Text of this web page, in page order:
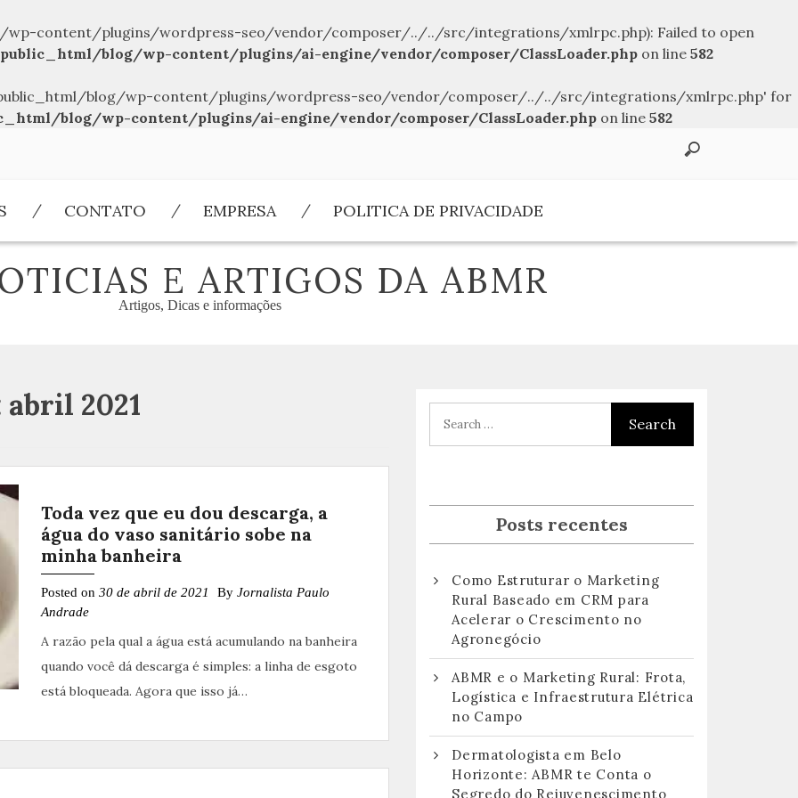
content/plugins/wordpress-seo/vendor/composer/../../src/integrations/xmlrpc.php): Failed to open
blog/wp-content/plugins/ai-engine/vendor/composer/ClassLoader.php on line 582
public_html/blog/wp-content/plugins/wordpress-seo/vendor/composer/../../src/integrations/xmlrpc.php' for
blog/wp-content/plugins/ai-engine/vendor/composer/ClassLoader.php on line 582
CONTATO EMPRESA POLITICA DE PRIVACIDADE
E ARTIGOS DA ABMR
Artigos, Dicas e informações
abril 2021
Toda vez que eu dou descarga, a
água do vaso sanitário sobe na
minha banheira
Posted on 30 de abril de 2021 By Jornalista Paulo
Andrade
A razão pela qual a água está acumulando na banheira
quando você dá descarga é simples: a linha de esgoto
está bloqueada. Agora que isso já…
Posts recentes
Como Estruturar o Marketing
Rural Baseado em CRM para
Acelerar o Crescimento no
Agronegócio
ABMR e o Marketing Rural: Frota,
Logística e Infraestrutura Elétrica
no Campo
Dermatologista em Belo
Horizonte: ABMR te Conta o
Segredo do Rejuvenescimento